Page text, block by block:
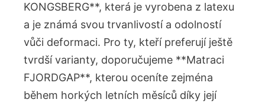
KONGSBERG**, která je vyrobena z latexu
a ‌je známá svou trvanlivostí a⁤ odolností
vůči deformaci. Pro ty, kteří⁣ preferují ještě
tvrdší varianty, ‍doporučujeme ‌**Matraci
FJORDGAP**,‍ kterou oceníte zejména
během horkých ‌letních měsíců díky její